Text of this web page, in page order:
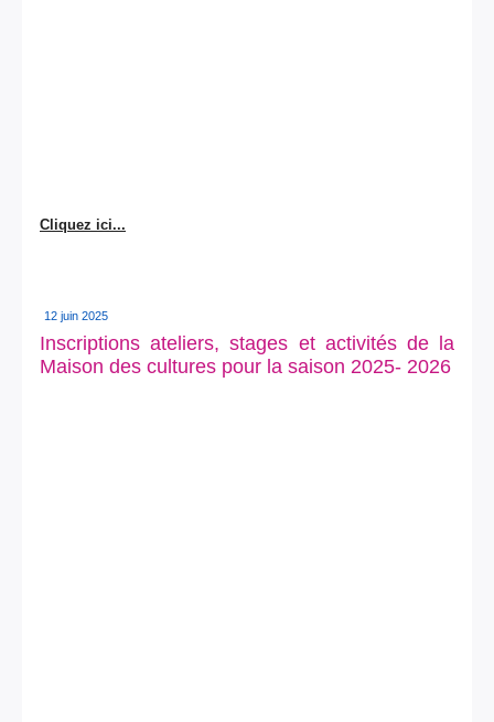
Cliquez ici...
12 juin 2025
Inscriptions ateliers, stages et activités de la
Maison des cultures pour la saison 2025- 2026